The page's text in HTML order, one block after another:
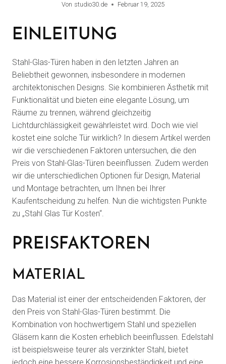
Von studio30.de Februar 19, 2025
EINLEITUNG
Stahl-Glas-Türen haben in den letzten Jahren an
Beliebtheit gewonnen, insbesondere in modernen
architektonischen Designs. Sie kombinieren Ästhetik mit
Funktionalität und bieten eine elegante Lösung, um
Räume zu trennen, während gleichzeitig
Lichtdurchlässigkeit gewährleistet wird. Doch wie viel
kostet eine solche Tür wirklich? In diesem Artikel werden
wir die verschiedenen Faktoren untersuchen, die den
Preis von Stahl-Glas-Türen beeinflussen. Zudem werden
wir die unterschiedlichen Optionen für Design, Material
und Montage betrachten, um Ihnen bei Ihrer
Kaufentscheidung zu helfen. Nun die wichtigsten Punkte
zu „Stahl Glas Tür Kosten“.
PREISFAKTOREN
MATERIAL
Das Material ist einer der entscheidenden Faktoren, der
den Preis von Stahl-Glas-Türen bestimmt. Die
Kombination von hochwertigem Stahl und speziellen
Gläsern kann die Kosten erheblich beeinflussen. Edelstahl
ist beispielsweise teurer als verzinkter Stahl, bietet